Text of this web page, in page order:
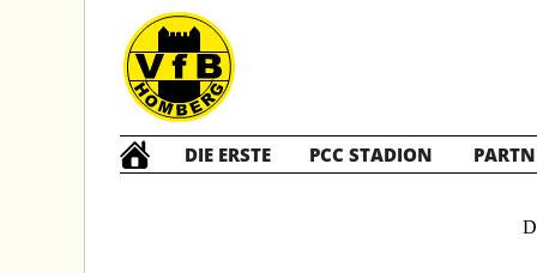
DIE ERSTE PCC STADION